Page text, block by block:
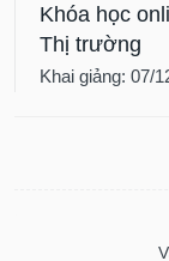
Khóa học
Thị trường
Khai giảng: 07/